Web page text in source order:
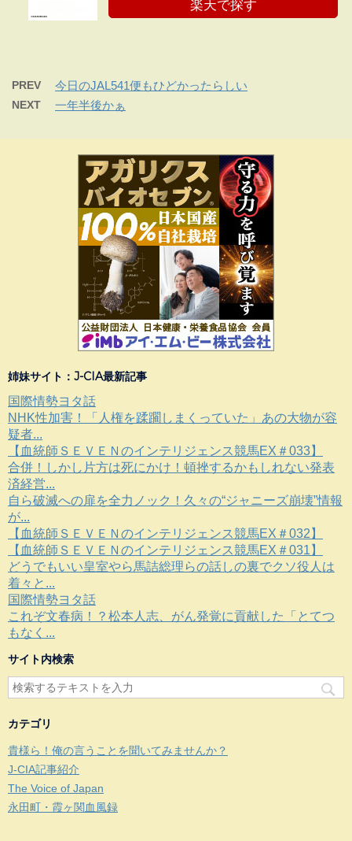
楽天で探す
PREV 今日のJAL541便もひどかったらしい
NEXT 一年半後かぁ
姉妹サイト：J-CIA最新記事
国際情勢ヨタ話
NHK性加害！「人権を蹂躙しまくっていた」あの大物が容
疑者...
【血統師ＳＥＶＥＮのインテリジェンス競馬EX＃033】
合併！しかし片方は死にかけ！頓挫するかもしれない発表
済経営...
自ら破滅への扉を全力ノック！久々の“ジャニーズ崩壊”情報
が...
【血統師ＳＥＶＥＮのインテリジェンス競馬EX＃032】
【血統師ＳＥＶＥＮのインテリジェンス競馬EX＃031】
どうでもいい皇室やら馬詰総理らの話しの裏でクソ役人は
着々と...
国際情勢ヨタ話
これぞ文春病！？松本人志、がん発覚に貢献した「とてつ
もなく...
サイト内検索
カテゴリ
貴様ら！俺の言うことを聞いてみませんか？
J-CIA記事紹介
The Voice of Japan
永田町・霞ヶ関血風録